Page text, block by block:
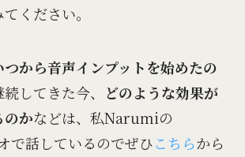
ください。
つから音声インプットを始めたの
してきた今、
どのような効果が
のかなどは、私Narumiの
で話しているのでぜひこちらから